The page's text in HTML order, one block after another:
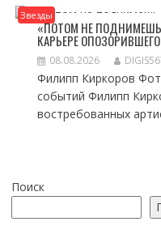
Звезды
«ПОТОМ НЕ
КАРЬЕРЕ
08.08.2026
Филипп Киркоров
событий Филипп
востребованных
Поиск